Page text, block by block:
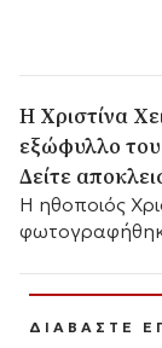
Η Χριστίνα
εξώφυλλο του
Δείτε
Η ηθοποιός
ΔΙΑΒΑΣΤΕ